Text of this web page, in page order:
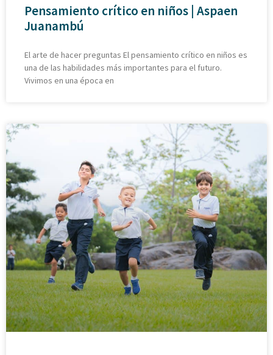
Pensamiento crítico en niños | Aspaen
Juanambú
El arte de hacer preguntas El pensamiento crítico en niños es
una de las habilidades más importantes para el futuro.
Vivimos en una época en